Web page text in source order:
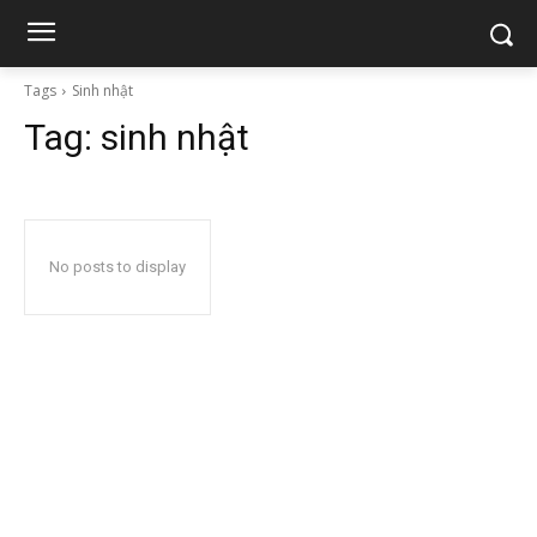
Tags Sinh nhật
Tag: sinh nhật
No posts to display